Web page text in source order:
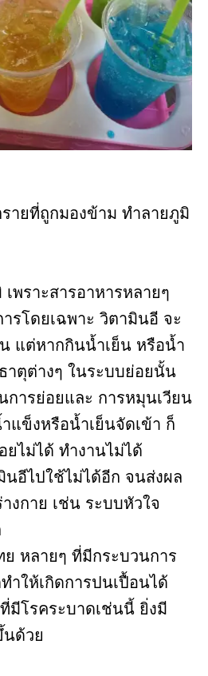
ายที่ถูกมองข้าม ทำลายภูมิ
พราะสารอาหารหลายๆ
รโดยเฉพาะ วิตามินอี จะ
แต่หากกินน้ำเย็น หรือน้ำ
าตุต่างๆ ในระบบย่อยนั้น
การย่อยและ การหมุนเวียน
แข็งหรือน้ำเย็นจัดเข้า ก็
ไม่ได้ ทำงานไม่ได้
นอีไปใช้ไม่ได้อีก จนส่งผล
งกาย เช่น ระบบหัวใจ
ย หลายๆ ที่มีกระบวนการ
ำให้เกิดการปนเปื้อนได้
มีโรคระบาดเช่นนี้ ยิ่งมี
นด้วย